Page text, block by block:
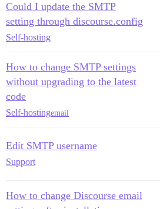
Could I update the SMTP
setting through discourse.config
Self-hosting
How to change SMTP settings
without upgrading to the latest
code
Self-hostingemail
Edit SMTP username
Support
How to change Discourse email